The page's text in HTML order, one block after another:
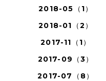
2018-05（1）
2018-01（2）
2017-11（1）
2017-09（3）
2017-07（8）